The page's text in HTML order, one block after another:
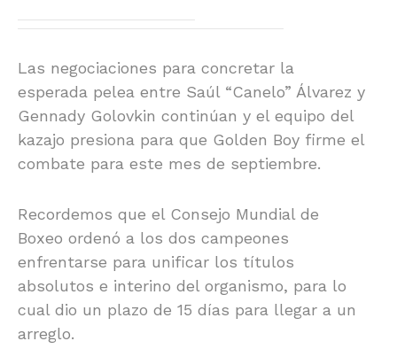
Las negociaciones para concretar la
esperada pelea entre Saúl “Canelo” Álvarez y
Gennady Golovkin continúan y el equipo del
kazajo presiona para que Golden Boy firme el
combate para este mes de septiembre.
Recordemos que el Consejo Mundial de
Boxeo ordenó a los dos campeones
enfrentarse para unificar los títulos
absolutos e interino del organismo, para lo
cual dio un plazo de 15 días para llegar a un
arreglo.